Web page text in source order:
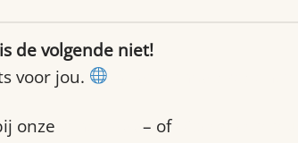
de volgende niet!
voor jou.
onze – of